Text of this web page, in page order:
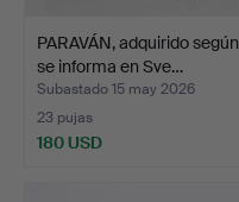
PARAVÁN, adquirido según
se informa en Sve…
Subastado 15 may 2026
23 pujas
180 USD